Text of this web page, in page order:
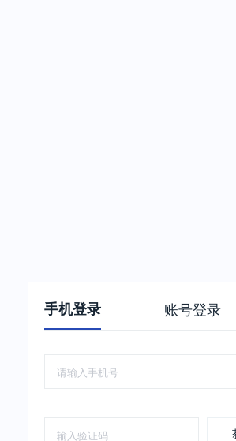
手机登录 账号登录